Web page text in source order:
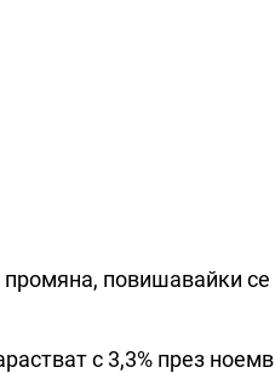
промяна, повишавайки
с 3,3% през